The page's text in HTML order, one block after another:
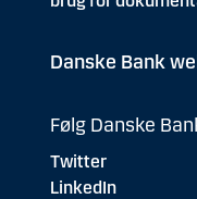
Danske Bank
Følg Danske
Twitter
LinkedIn